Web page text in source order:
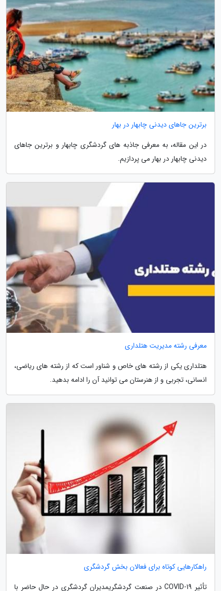
برترین جاهای دیدنی چابهار در بهار
در این مقاله، به معرفی جاذبه های گردشگری چابهار و برترین جاهای
دیدنی چابهار در بهار می پردازیم.
معرفی رشته مدیریت هتلداری
هتلداری یکی از رشته های خاص و شناور است که از رشته های ریاضی،
انسانی، تجربی و از هنرستان می توانید آن را ادامه بدهید.
راهکارهایی کوتاه برای فعالان بخش گردشگری
تأثیر COVID-19 در صنعت گردشگریمدیران گردشگری در حال حاضر با